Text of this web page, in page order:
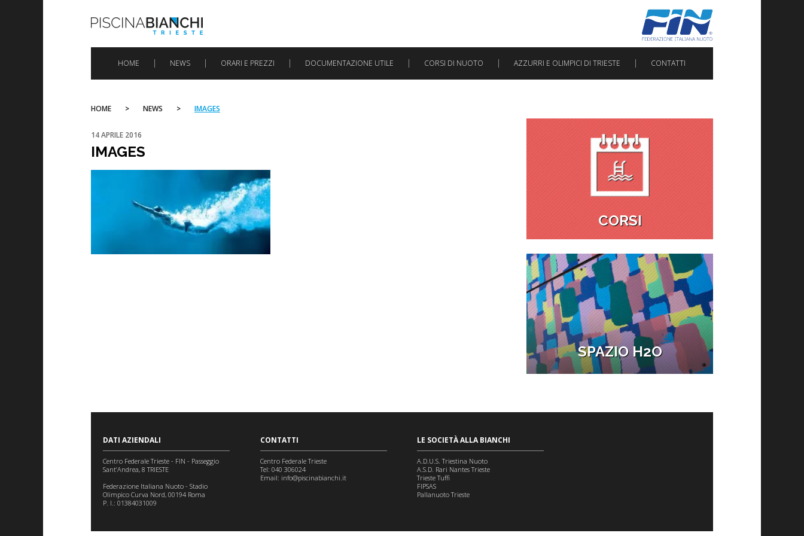
to
HOME NEWS ORARI E PREZZI DOCUMENTAZIONE UTILE CORSI DI NUOTO AZZURRI E OLIMPICI DI TRIESTE CONTATTI
HOME > NEWS > IMAGES
14 APRILE 2016
IMAGES
CORSI
SPAZIO H2O
DATI AZIENDALI
Centro Federale Trieste - FIN - Passeggio
Sant’Andrea, 8 TRIESTE
Federazione Italiana Nuoto - Stadio
Olimpico Curva Nord, 00194 Roma
P. I.: 01384031009
CONTATTI
Centro Federale Trieste
Tel: 040 306024
Email: info@piscinabianchi.it
LE SOCIETÀ ALLA BIANCHI
A.D.U.S. Triestina Nuoto
A.S.D. Rari Nantes Trieste
Trieste Tuffi
FIPSAS
Pallanuoto Trieste